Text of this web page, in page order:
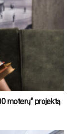
moterų“ projektą